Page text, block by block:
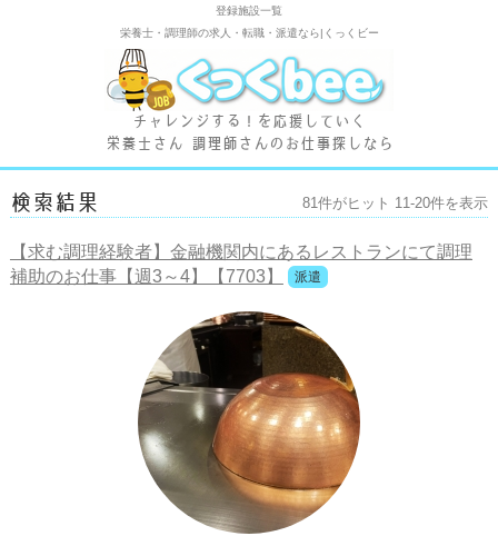
登録施設一覧
栄養士・調理師の求人・転職・派遣なら|くっくビー
チャレンジする！を応援していく
栄養士さん 調理師さんのお仕事探しなら
検索結果 81件がヒット 11-20件を表示
【求む調理経験者】金融機関内にあるレストランにて調理
補助のお仕事【週3～4】【7703】
派遣